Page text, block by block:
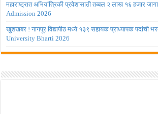
महाराष्ट्रात अभियांत्रिकी प्रवेशासाठी तब्बल २ लाख १६ हजार
Admission 2026
खुशखबर ! नागपूर विद्यापीठ मध्ये १३९ सहायक प्राध्यापक पदांची
University Bharti 2026